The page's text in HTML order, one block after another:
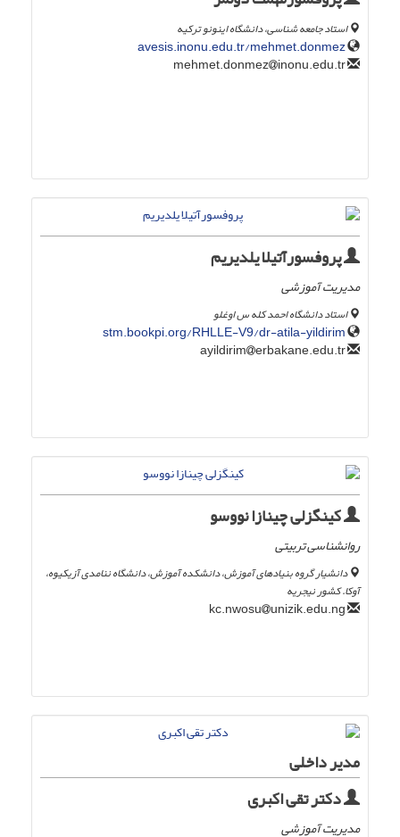
استاد جامعه شناسی، دانشگاه اینونو ترکیه
avesis.inonu.edu.tr/mehmet.donmez
inonu.edu.tr
پروفسورآتیلا یلدیریم
مدیریت آموزشی
استاد دانشگاه احمد کله س اوغلو
stm.bookpi.org/RHLLE-V9/dr-atila-yildirim
erbakane.edu.tr
کینگزلی چینازا نووسو
روانشناسی تربیتی
دانشیار گروه بنیادهای آموزش، دانشکده آموزش، دانشگاه ننامدی آزیکیوه،
آوکا. کشور نیجریه
unizik.edu.ng
مدیر داخلی
دکتر تقی اکبری
مدیریت آموزشی